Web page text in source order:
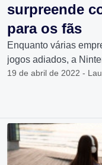
surpreende
para os fãs
Enquanto várias
jogos adiados, a
19 de abril de 2022 -